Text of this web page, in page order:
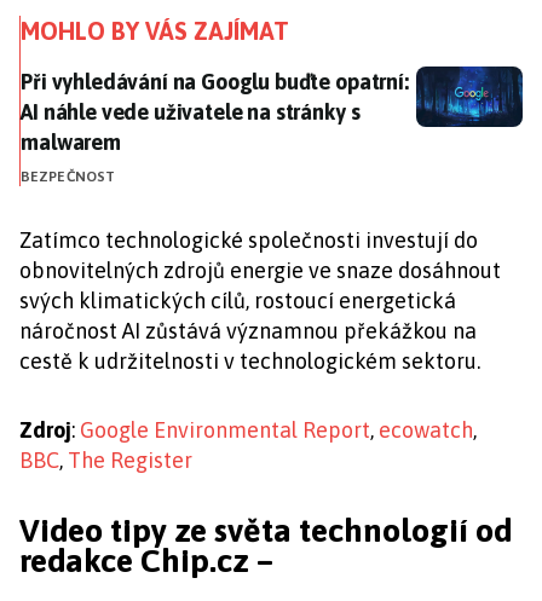
MOHLO BY VÁS ZAJÍMAT
Při vyhledávání na Googlu buďte opatrní: AI náhle
Při vyhledávání na Googlu buďte opatrní:
AI náhle vede uživatele na stránky s
malwarem
BEZPEČNOST
Zatímco technologické společnosti investují do
obnovitelných zdrojů energie ve snaze dosáhnout
svých klimatických cílů, rostoucí energetická
náročnost AI zůstává významnou překážkou na
cestě k udržitelnosti v technologickém sektoru.
Zdroj: Google Environmental Report, ecowatch,
BBC, The Register
Video tipy ze světa technologií od
redakce Chip.cz –